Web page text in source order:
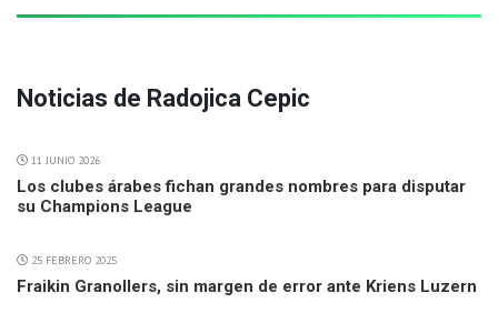
Noticias de Radojica Cepic
11 JUNIO 2026
Los clubes árabes fichan grandes nombres para disputar
su Champions League
25 FEBRERO 2025
Fraikin Granollers, sin margen de error ante Kriens Luzern